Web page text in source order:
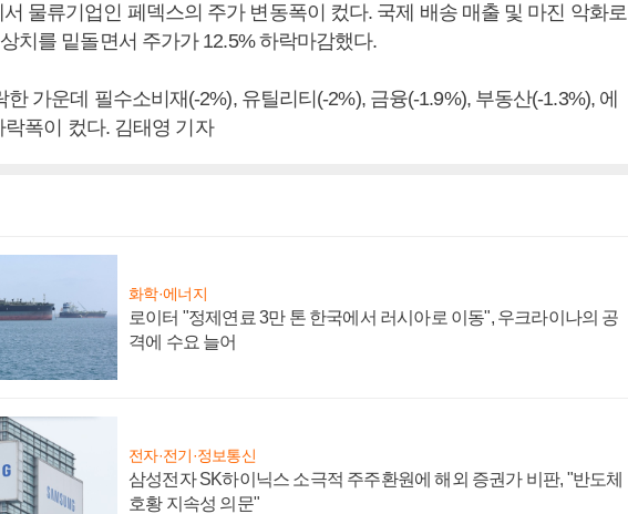
물류기업인 페덱스의 주가 변동폭이 컸다. 국제 배송 매출 및 마진 악화로
치를 밑돌면서 주가가 12.5% 하락마감했다.
가운데 필수소비재(-2%), 유틸리티(-2%), 금융(-1.9%), 부동산(-1.3%), 에
락폭이 컸다. 김태영 기자
화학·에너지
로이터 "정제연료 3만 톤 한국에서 러시아로 이동", 우크라이나의 공
격에 수요 늘어
전자·전기·정보통신
삼성전자 SK하이닉스 소극적 주주환원에 해외 증권가 비판, "반도체
호황 지속성 의문"